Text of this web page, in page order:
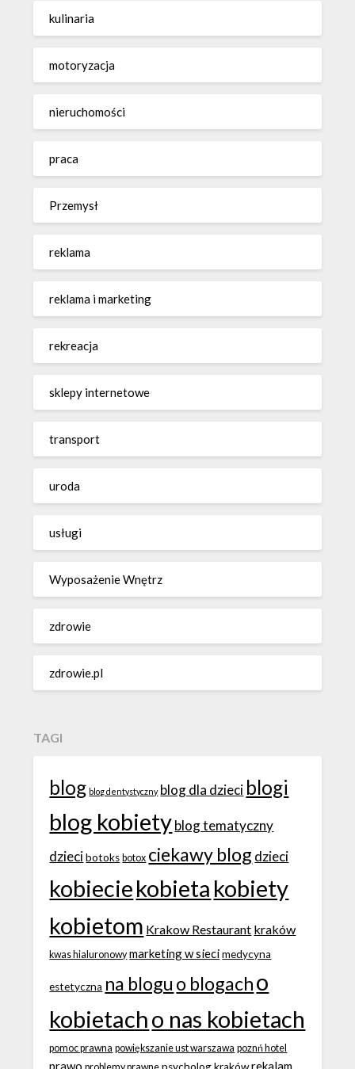
kulinaria
motoryzacja
nieruchomości
praca
Przemysł
reklama
reklama i marketing
rekreacja
sklepy internetowe
transport
uroda
usługi
Wyposażenie Wnętrz
zdrowie
zdrowie.pl
TAGI
blog blog dentystyczny blog dla dzieci blogi
blog kobietyblog tematyczny
dzieci botoks botox ciekawy blog dzieci
kobieciekobieta kobiety
kobietom Krakow Restaurant kraków
kwas hialuronowy marketing w sieci medycyna
estetyczna na blogu o blogacho
kobietacho nas kobietach
pomoc prawna powiększanie ust warszawa poznń hotel
prawo psycholog krakówrekalam